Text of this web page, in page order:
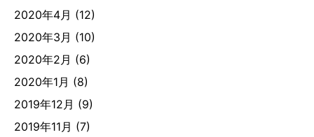
2020年4月 (12)
2020年3月 (10)
2020年2月 (6)
2020年1月 (8)
2019年12月 (9)
2019年11月 (7)